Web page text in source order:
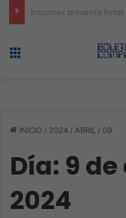
INICIO / 2024 / ABRIL / 09
Día: 9
2024